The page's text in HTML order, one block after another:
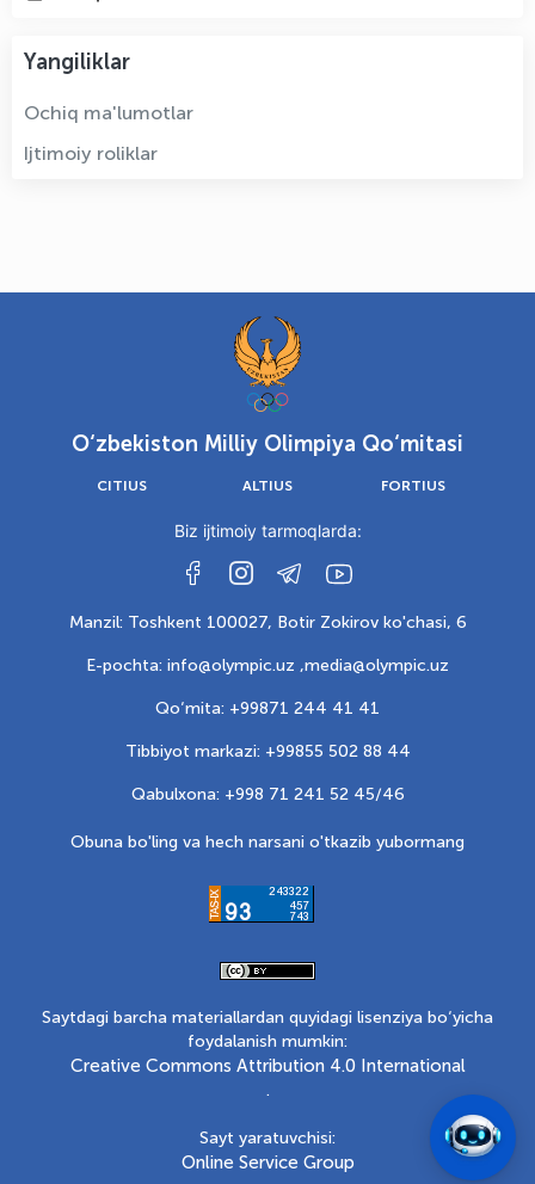
Yangiliklar
Ochiq ma'lumotlar
Ijtimoiy roliklar
O‘zbekiston Milliy Olimpiya Qo‘mitasi
CITIUS ALTIUS FORTIUS
Biz ijtimoiy tarmoqlarda:
Manzil: Toshkent 100027, Botir Zokirov ko'chasi, 6
E-pochta: info@olympic.uz ,media@olympic.uz
Qo‘mita: +99871 244 41 41
Tibbiyot markazi: +99855 502 88 44
Qabulxona: +998 71 241 52 45/46
Obuna bo'ling va hech narsani o'tkazib yubormang
Saytdagi barcha materiallardan quyidagi lisenziya bo‘yicha
foydalanish mumkin:
Creative Commons Attribution 4.0 International
.
Sayt yaratuvchisi:
Online Service Group